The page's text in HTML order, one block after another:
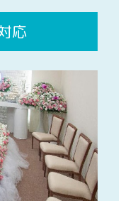
応